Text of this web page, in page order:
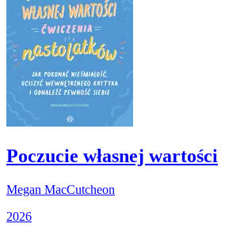
Poczucie własnej wartości
Megan MacCutcheon
2026